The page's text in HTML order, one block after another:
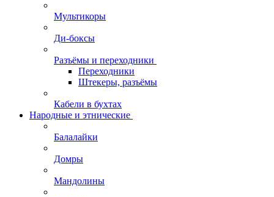
Мультикоры
Ди-боксы
Разъёмы и переходники
Переходники
Штекеры, разъёмы
Кабели в бухтах
Народные и этнические
Балалайки
Домры
Мандолины